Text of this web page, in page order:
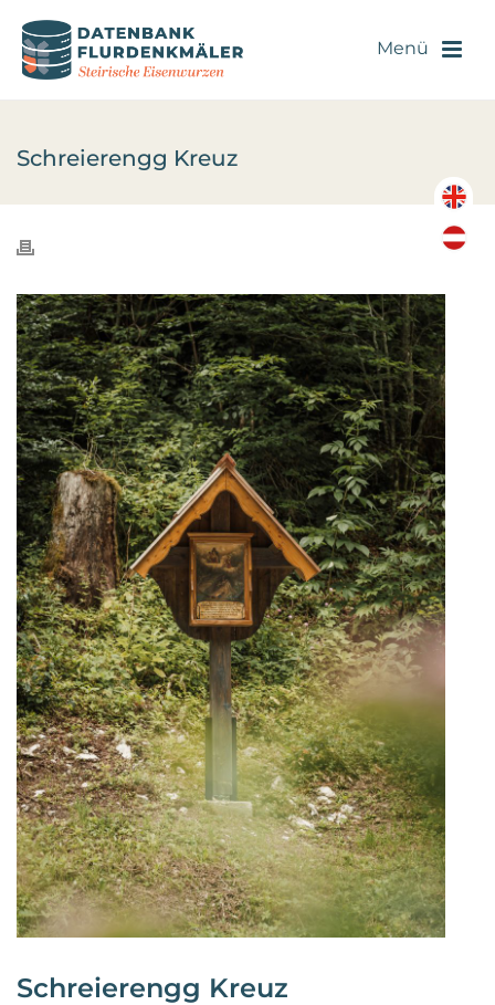
Schreierengg Kreuz
Schreierengg Kreuz